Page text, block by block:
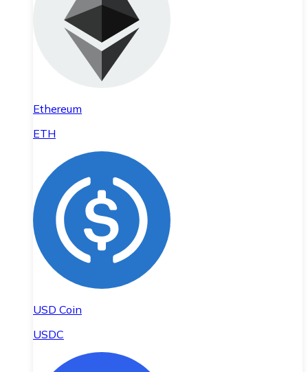
Ethereum
ETH
USD Coin
USDC